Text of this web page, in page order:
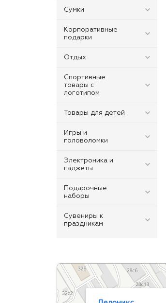
Сумки
Корпоративные
подарки
Отдых
Спортивные
товары с
логотипом
Товары для детей
Игры и
головоломки
Электроника и
гаджеты
Подарочные
наборы
Сувениры к
праздникам